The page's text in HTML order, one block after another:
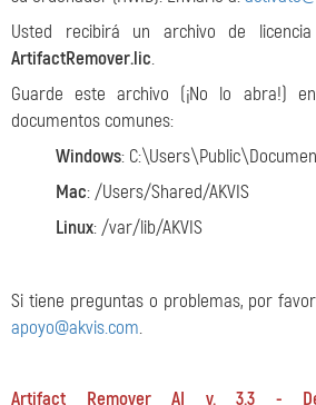
Usted recibirá un archivo de
ArtifactRemover.lic.
Guarde este archivo (¡No lo abra!)
documentos comunes:
Windows:
Mac: /Users/Shared/AKVIS
Linux: /var/lib/AKVIS
Si tiene preguntas o problemas, por
apoyo@akvis.com.
Artifact Remover AI v. 3.3 -